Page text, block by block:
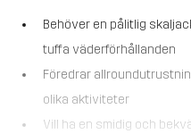
Behöver en pålitlig
tuffa väderförhållanden
Föredrar
olika aktiviteter
Vill ha en smidig och